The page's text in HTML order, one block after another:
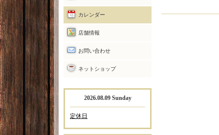
カレンダー
店舗情報
お問い合わせ
ネットショップ
2026.08.09 Sunday
定休日